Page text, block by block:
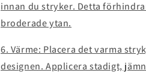
innan du stryker. Detta
broderade ytan.
6. Värme: Placera det varma
designen. Applicera stadigt,